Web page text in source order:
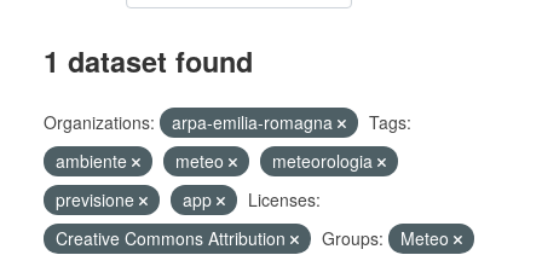
1 dataset found
Organizations: arpa-emilia-romagna
Tags:
ambiente
meteo
meteorologia
previsione
app
Licenses:
Creative Commons Attribution
Groups:
Meteo